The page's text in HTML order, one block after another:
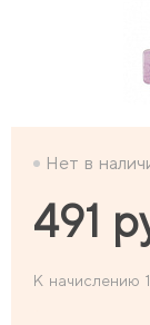
Нет в
491
К начислению